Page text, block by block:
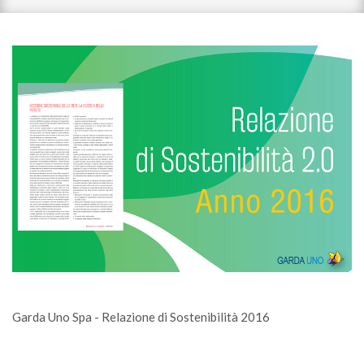
Garda Uno Spa - Relazione di Sostenibilità 2016